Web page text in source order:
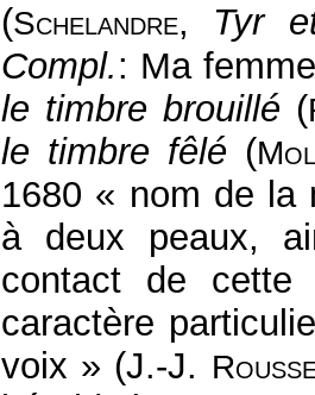
(Schelandre, Tyr
Compl.: Ma
le timbre brouillé (
le timbre fêlé (
1680 « nom de la
à deux peaux,
contact de cette
caractère
voix » (J.-J.